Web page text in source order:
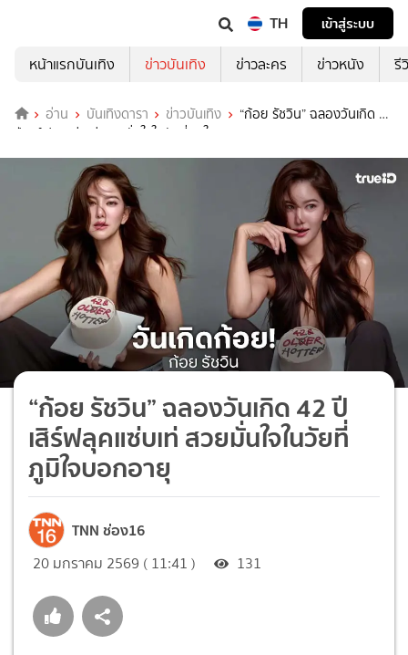
TH
เข้าสู่ระบบ
หน้าแรกบันเทิง
ข่าวบันเทิง ข่าวละคร ข่าวหนัง รี
อ่าน บันเทิงดารา ข่าวบันเทิง
“ก้อย รัชวิน” ฉลองวันเกิด 42
ปี เสิร์ฟลุคแซ่บเท่ สวยมั่นใจในวัยที่ภูมิใจบอกอายุ
“ก้อย รัชวิน” ฉลองวันเกิด 42 ปี
เสิร์ฟลุคแซ่บเท่ สวยมั่นใจในวัยที่
ภูมิใจบอกอายุ
TNN ช่อง16
20 มกราคม 2569 ( 11:41 ) 131